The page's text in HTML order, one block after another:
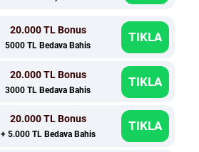
20.000 TL Bonus
5000 TL Bedava Bahis
TIKLA
20.000 TL Bonus
3000 TL Bedava Bahis
TIKLA
20.000 TL Bonus
+ 5.000 TL Bedava Bahis
TIKLA